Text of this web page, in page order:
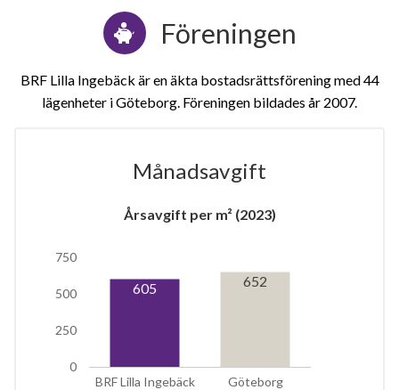
Föreningen
BRF Lilla Ingebäck är en äkta bostadsrättsförening med 44
lägenheter i Göteborg. Föreningen bildades år 2007
Månadsavgift
Årsavgift per m² (2023)
BRF Lilla Ingebäck Göteborg
0
250
500
750
605 652